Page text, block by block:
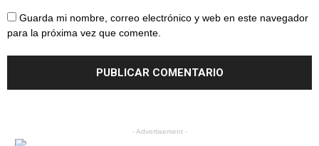
Guarda mi nombre, correo electrónico y web en este navegador
para la próxima vez que comente.
- Advertisement -